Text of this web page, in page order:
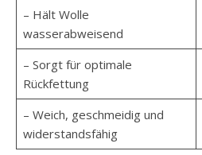
– Hält Wolle
wasserabweisend
– Sorgt für optimale
Rückfettung
– Weich, geschmeidig und
widerstandsfähig